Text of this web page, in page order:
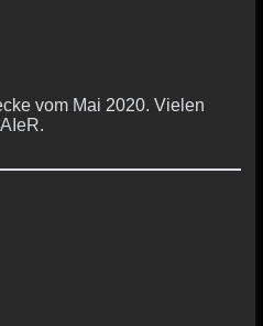
vom Mai 2020. Vielen
.